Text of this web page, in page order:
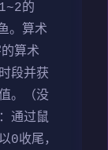
的
。 算术
算术
段并获
。（没
通过鼠
0收尾，